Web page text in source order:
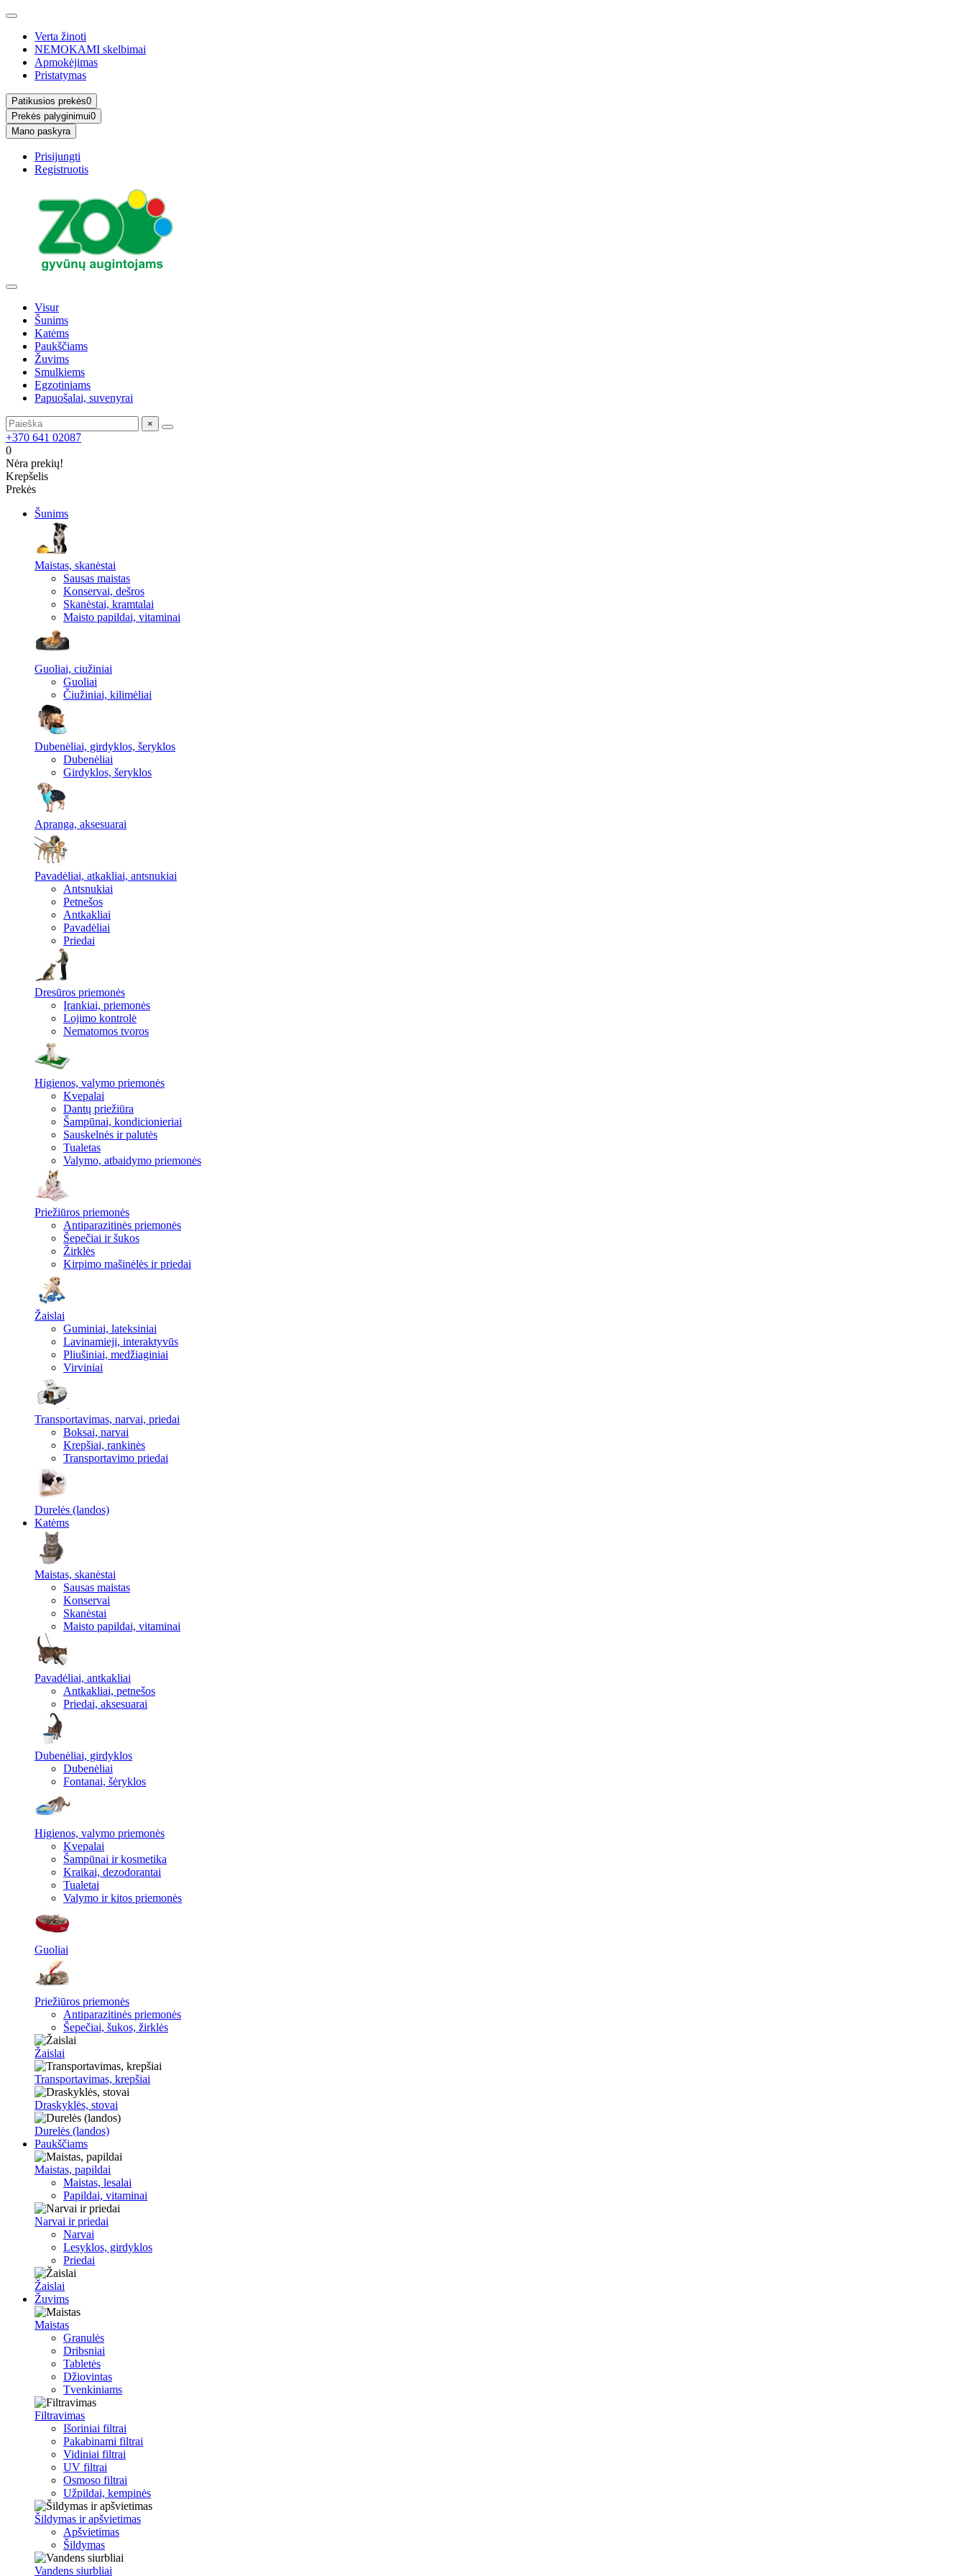
Verta žinoti
NEMOKAMI skelbimai
Apmokėjimas
Pristatymas
Patikusios prekės0
Prekės palyginimui0
Mano paskyra
Prisijungti
Registruotis
Visur
Šunims
Katėms
Paukščiams
Žuvims
Smulkiems
Egzotiniams
Papuošalai, suvenyrai
×
+370 641 02087
0
Nėra prekių!
Krepšelis
Prekės
Šunims
Maistas, skanėstai
Sausas maistas
Konservai, dešros
Skanėstai, kramtalai
Maisto papildai, vitaminai
Guoliai, ciužiniai
Guoliai
Čiužiniai, kilimėliai
Dubenėliai, girdyklos, šeryklos
Dubenėliai
Girdyklos, šeryklos
Apranga, aksesuarai
Pavadėliai, atkakliai, antsnukiai
Antsnukiai
Petnešos
Antkakliai
Pavadėliai
Priedai
Dresūros priemonės
Įrankiai, priemonės
Lojimo kontrolė
Nematomos tvoros
Higienos, valymo priemonės
Kvepalai
Dantų priežiūra
Šampūnai, kondicionieriai
Sauskelnės ir palutės
Tualetas
Valymo, atbaidymo priemonės
Priežiūros priemonės
Antiparazitinės priemonės
Šepečiai ir šukos
Žirklės
Kirpimo mašinėlės ir priedai
Žaislai
Guminiai, lateksiniai
Lavinamieji, interaktyvūs
Pliušiniai, medžiaginiai
Virviniai
Transportavimas, narvai, priedai
Boksai, narvai
Krepšiai, rankinės
Transportavimo priedai
Durelės (landos)
Katėms
Maistas, skanėstai
Sausas maistas
Konservai
Skanėstai
Maisto papildai, vitaminai
Pavadėliai, antkakliai
Antkakliai, petnešos
Priedai, aksesuarai
Dubenėliai, girdyklos
Dubenėliai
Fontanai, šėryklos
Higienos, valymo priemonės
Kvepalai
Šampūnai ir kosmetika
Kraikai, dezodorantai
Tualetai
Valymo ir kitos priemonės
Guoliai
Priežiūros priemonės
Antiparazitinės priemonės
Šepečiai, šukos, žirklės
Žaislai
Transportavimas, krepšiai
Draskyklės, stovai
Durelės (landos)
Paukščiams
Maistas, papildai
Maistas, lesalai
Papildai, vitaminai
Narvai ir priedai
Narvai
Lesyklos, girdyklos
Priedai
Žaislai
Žuvims
Maistas
Granulės
Dribsniai
Tabletės
Džiovintas
Tvenkiniams
Filtravimas
Išoriniai filtrai
Pakabinami filtrai
Vidiniai filtrai
UV filtrai
Osmoso filtrai
Užpildai, kempinės
Šildymas ir apšvietimas
Apšvietimas
Šildymas
Vandens siurbliai